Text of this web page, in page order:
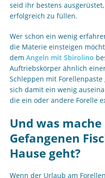
seid ihr bestens
erfolgreich zu füllen.
Wer schon ein wenig
die Materie einsteigen
dem Angeln mit Sbirolino
Auftriebskörper ähnlich
Schleppen mit
sich damit ein wenig
die ein oder andere Forelle
Und was
Gefangenen
Hause geht?
Wenn der Urlaub am